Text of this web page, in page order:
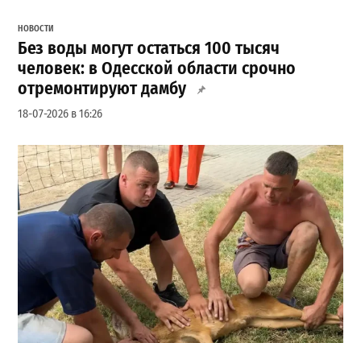
НОВОСТИ
Без воды могут остаться 100 тысяч
человек: в Одесской области срочно
отремонтируют дамбу
18-07-2026 в 16:26